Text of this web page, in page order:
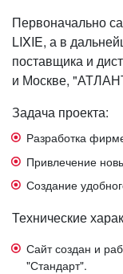
Первоначально
LIXIE, а в
поставщика и
и Москве,
Задача проекта:
Разработка
Привлечение
Создание
Технические
Сайт создан и
"Стандарт".